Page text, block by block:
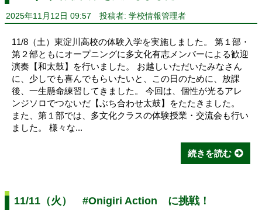
2025年11月12日 09:57 投稿者: 学校情報管理者
11/8（土）東淀川高校の体験入学を実施しました。 第１部・
第２部ともにオープニングに多文化有志メンバーによる歓迎
演奏【和太鼓】を行いました。 お越しいただいたみなさん
に、少しでも喜んでもらいたいと、この日のために、放課
後、一生懸命練習してきました。 今回は、個性が光るアレ
ンジソロでつないだ【ぶち合わせ太鼓】をたたきました。
また、第１部では、多文化クラスの体験授業・交流会も行い
ました。 様々な...
続きを読む
11/11（火） #Onigiri Action に挑戦！